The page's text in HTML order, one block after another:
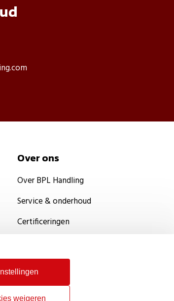
Over ons
Over BPL Handling
Service & onderhoud
Certificeringen
weigeren